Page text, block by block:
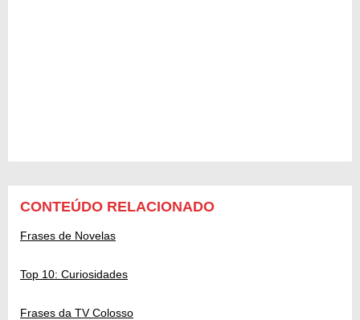
CONTEÚDO RELACIONADO
Frases de Novelas
Top 10: Curiosidades
Frases da TV Colosso